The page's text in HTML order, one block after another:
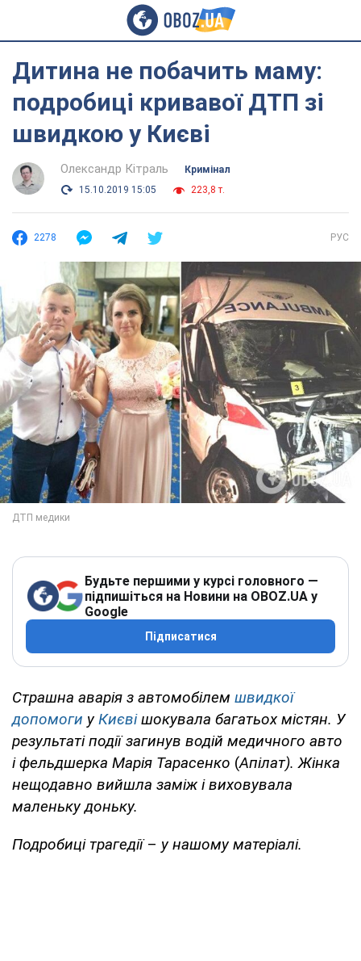
Дитина не побачить маму:
подробиці кривавої ДТП зі
швидкою у Києві
Олександр Кітраль
Кримінал
15.10.2019 15:05
223,8 т.
2278 РУС
Будьте першими у курсі головного —
підпишіться на Новини на OBOZ.UA у
Google
Підписатися
Страшна аварія з автомобілем швидкої
допомоги уКиєвішокувала багатьох містян. У
результаті події загинув водій медичного авто
і фельдшерка Марія Тарасенко (Апілат). Жінка
нещодавно вийшла заміж і виховувала
маленьку доньку.
Подробиці трагедії– у нашому матеріалі.